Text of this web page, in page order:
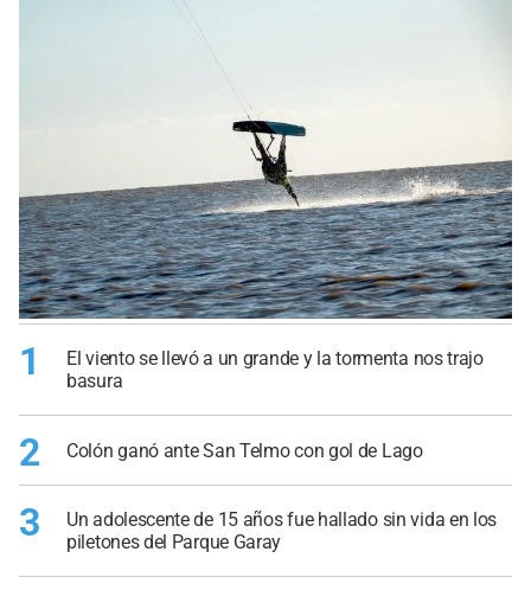
1
El viento se llevó a un grande y la tormenta nos trajo
basura
2 Colón ganó ante San Telmo con gol de Lago
3
Un adolescente de 15 años fue hallado sin vida en los
piletones del Parque Garay